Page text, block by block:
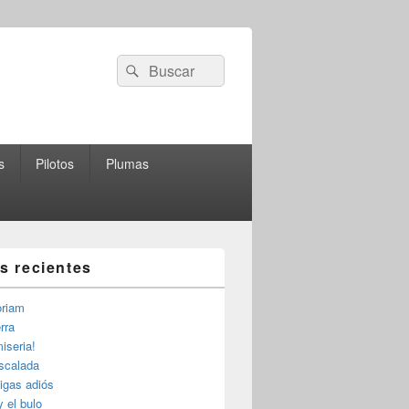
Buscar
por:
Buscar
Pilotos Plumas
recientes
adiós
el bulo